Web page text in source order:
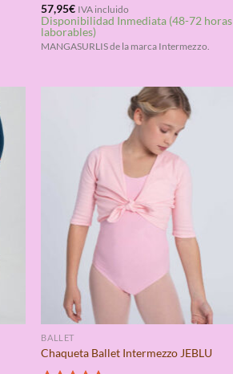
Valorado
con4.33
de 5
57,95€ IVA incluido
Disponibilidad Inmediata (48-72 horas
laborables)
MANGASURLIS de la marca Intermezzo.
BALLET
Chaqueta Ballet Intermezzo JEBLU